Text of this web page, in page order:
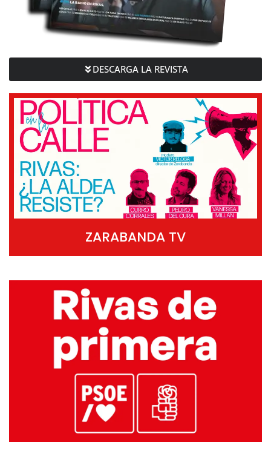
DESCARGA LA REVISTA
ZARABANDA TV